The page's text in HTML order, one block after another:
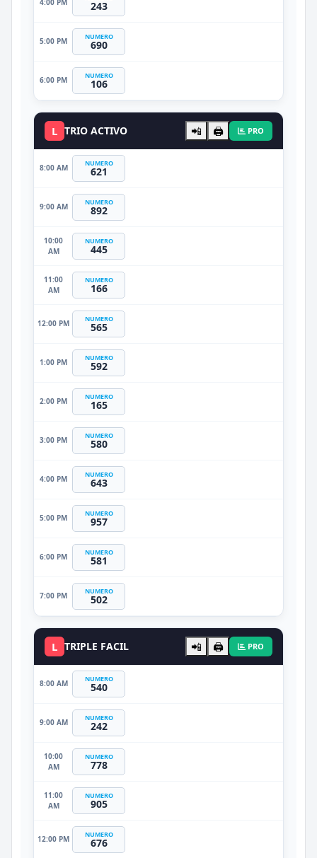
4:00 PM 243
5:00 PM NUMERO
690
6:00 PM NUMERO
106
L TRIO ACTIVO 📲 🖨️ PRO
8:00 AM NUMERO
621
9:00 AM NUMERO
892
10:00
AM
NUMERO
445
11:00
AM
NUMERO
166
12:00 PM NUMERO
565
1:00 PM NUMERO
592
2:00 PM NUMERO
165
3:00 PM NUMERO
580
4:00 PM NUMERO
643
5:00 PM NUMERO
957
6:00 PM NUMERO
581
7:00 PM NUMERO
502
L TRIPLE FACIL 📲 🖨️ PRO
8:00 AM NUMERO
540
9:00 AM NUMERO
242
10:00
AM
NUMERO
778
11:00
AM
NUMERO
905
12:00 PM NUMERO
676